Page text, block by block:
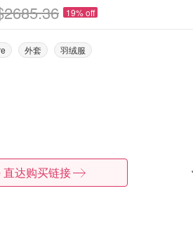
19% off
外套 羽绒服
直达购买链接